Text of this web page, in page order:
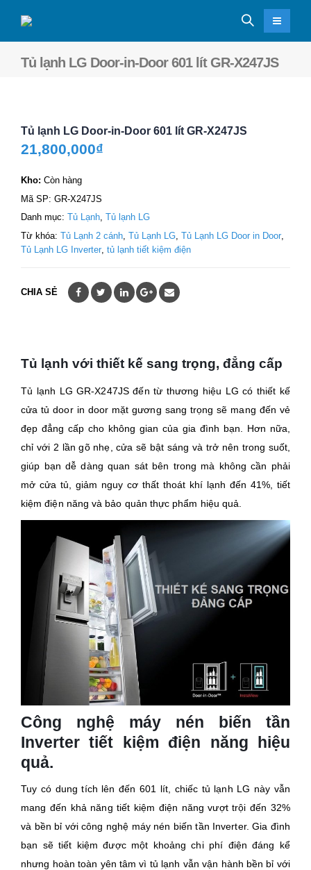
Tủ lạnh LG Door-in-Door 601 lít GR-X247JS
Tủ lạnh LG Door-in-Door 601 lít GR-X247JS
21,800,000₫
Kho: Còn hàng
Mã SP: GR-X247JS
Danh mục: Tủ Lạnh, Tủ lạnh LG
Từ khóa: Tủ Lạnh 2 cánh Tủ Lạnh LG Tủ Lạnh LG Door in Door
Tủ Lạnh LG Inverter tủ lạnh tiết kiệm điện
CHIA SẺ
Tủ lạnh với thiết kế sang trọng, đẳng cấp
Tủ lạnh LG GR-X247JS đến từ thương hiệu LG có thiết kế
cửa tủ door in door mặt gương sang trọng sẽ mang đến vẻ
đẹp đẳng cấp cho không gian của gia đình bạn. Hơn nữa,
chỉ với 2 lần gõ nhẹ, cửa sẽ bật sáng và trở nên trong suốt,
giúp bạn dễ dàng quan sát bên trong mà không cần phải
mở cửa tủ, giảm nguy cơ thất thoát khí lạnh đến 41%, tiết
kiệm điện năng và bảo quản thực phẩm hiệu quả.
Công nghệ máy nén biến tần
Inverter tiết kiệm điện năng hiệu
quả.
Tuy có dung tích lên đến 601 lít, chiếc tủ lạnh LG này vẫn
mang đến khả năng tiết kiệm điện năng vượt trội đến 32%
và bền bỉ với công nghệ máy nén biến tần Inverter. Gia đình
bạn sẽ tiết kiệm được một khoảng chi phí điện đáng kể
nhưng hoàn toàn yên tâm vì tủ lạnh vẫn vận hành bền bỉ với